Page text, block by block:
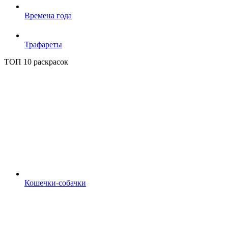
Времена года
Трафареты
ТОП 10 раскрасок
Кошечки-собачки